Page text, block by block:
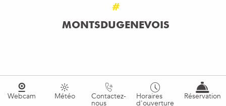
#
MONTSDUGENEVOIS
Webcam Météo Contactez-
nous
Horaires
d'ouverture
Réservation